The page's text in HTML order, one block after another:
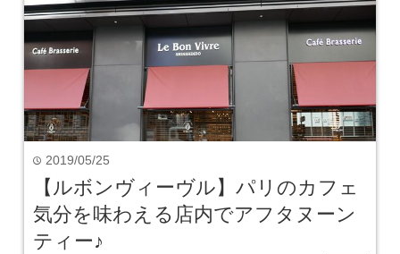
time 2019/05/25
【ルボンヴィーヴル】パリのカフェ
気分を味わえる店内でアフタヌーン
ティー♪